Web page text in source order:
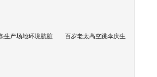
生产场地环境肮脏 百岁老太高空跳伞庆生